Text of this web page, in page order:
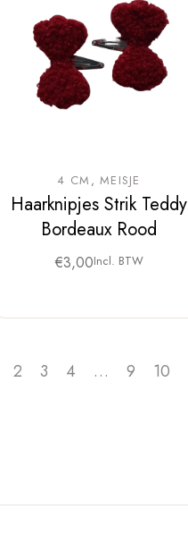
4 CM MEISJE
Haarknipjes Strik Teddy
Bordeaux Rood
€3,00Incl. BTW
2 3 4 … 9 10